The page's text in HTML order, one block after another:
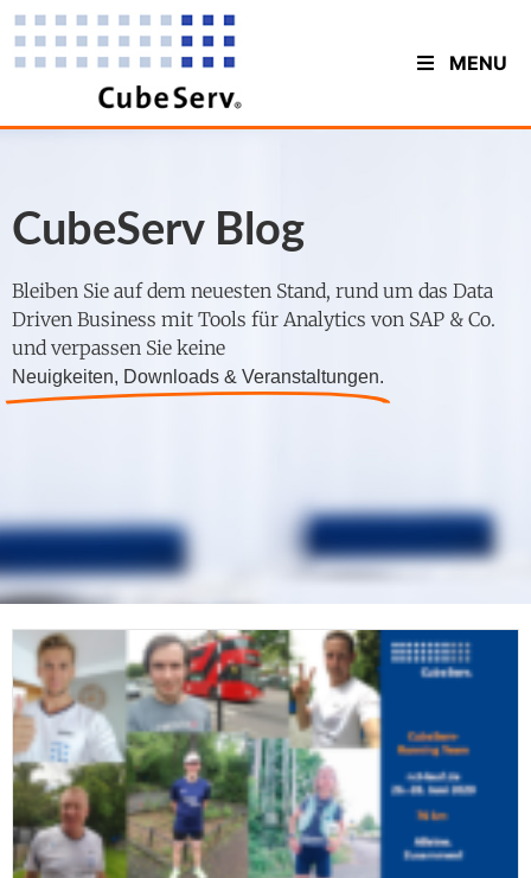
MENU
CubeServ Blog
Bleiben Sie auf dem neuesten Stand, rund um das Data
Driven Business mit Tools für Analytics von SAP & Co.
und verpassen Sie keine
Neuigkeiten, Downloads & Veranstaltungen.